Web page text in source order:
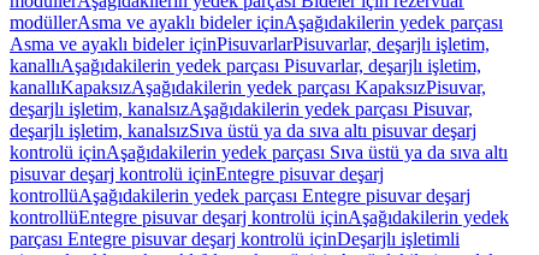
modüllerAsma ve ayaklı bideler içinAşağıdakilerin yedek parçası
Asma ve ayaklı bideler içinPisuvarlarPisuvarlar, deşarjlı işletim,
kanallıAşağıdakilerin yedek parçası Pisuvarlar, deşarjlı işletim,
kanallıKapaksızAşağıdakilerin yedek parçası KapaksızPisuvar,
deşarjlı işletim, kanalsızAşağıdakilerin yedek parçası Pisuvar,
deşarjlı işletim, kanalsızSıva üstü ya da sıva altı pisuvar deşarj
kontrolü içinAşağıdakilerin yedek parçası Sıva üstü ya da sıva altı
pisuvar deşarj kontrolü içinEntegre pisuvar deşarj
kontrollüAşağıdakilerin yedek parçası Entegre pisuvar deşarj
kontrollüEntegre pisuvar deşarj kontrolü içinAşağıdakilerin yedek
parçası Entegre pisuvar deşarj kontrolü içinDeşarjlı işletimli